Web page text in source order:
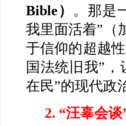
Bible） 。那是
我里面活着”（
于信仰的超越
国法统旧我”
在民”的现代政
2. “汪辜会